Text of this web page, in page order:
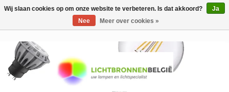
Toggle
Wij slaan cookies op om onze website te verbeteren. Is dat akkoord?
Ja
Nee
Meer over cookies »